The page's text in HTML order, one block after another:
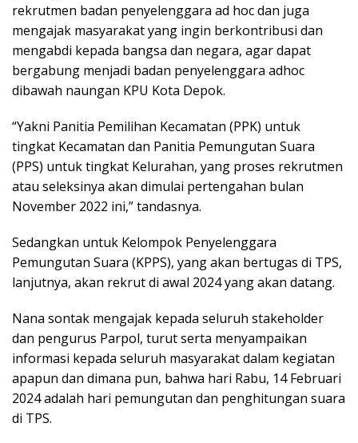
rekrutmen badan penyelenggara ad hoc dan juga
mengajak masyarakat yang ingin berkontribusi dan
mengabdi kepada bangsa dan negara, agar dapat
bergabung menjadi badan penyelenggara adhoc
dibawah naungan KPU Kota Depok.
“Yakni Panitia Pemilihan Kecamatan (PPK) untuk
tingkat Kecamatan dan Panitia Pemungutan Suara
(PPS) untuk tingkat Kelurahan, yang proses rekrutmen
atau seleksinya akan dimulai pertengahan bulan
November 2022 ini,” tandasnya.
Sedangkan untuk Kelompok Penyelenggara
Pemungutan Suara (KPPS), yang akan bertugas di TPS,
lanjutnya, akan rekrut di awal 2024 yang akan datang.
Nana sontak mengajak kepada seluruh stakeholder
dan pengurus Parpol, turut serta menyampaikan
informasi kepada seluruh masyarakat dalam kegiatan
apapun dan dimana pun, bahwa hari Rabu, 14 Februari
2024 adalah hari pemungutan dan penghitungan suara
di TPS.